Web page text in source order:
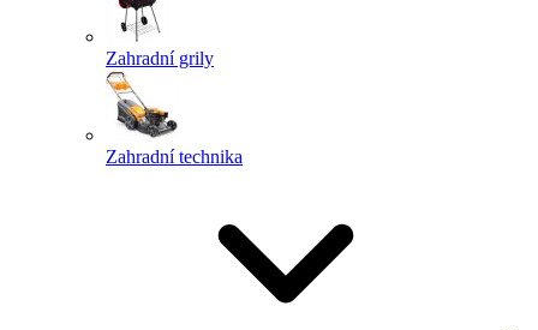
Zahradní grily
Zahradní technika